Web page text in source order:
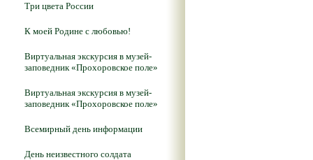
Три цвета России
К моей Родине с любовью!
Виртуальная экскурсия в музей-
заповедник «Прохоровское поле»
Виртуальная экскурсия в музей-
заповедник «Прохоровское поле»
Всемирный день информации
День неизвестного солдата